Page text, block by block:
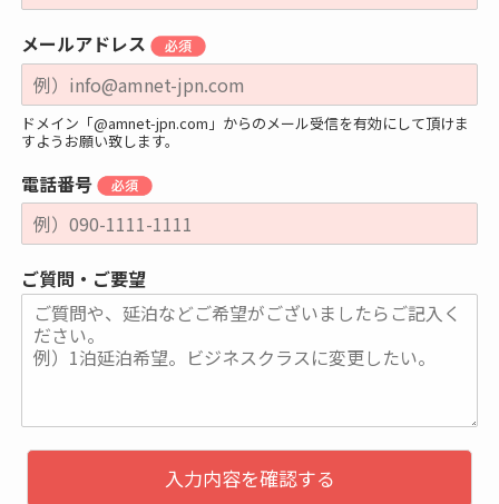
メールアドレス
ドメイン「@amnet-jpn.com」からのメール受信を有効にして頂けま
すようお願い致します。
電話番号
ご質問・ご要望
入力内容を確認する